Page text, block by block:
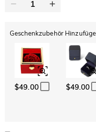
Text
Schriftart
Klassisch Italic
Geschenkzubehör
$49.00 $49.00